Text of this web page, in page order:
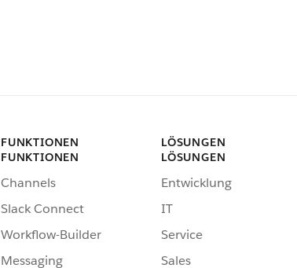
FUNKTIONEN
FUNKTIONEN
Channels
Slack Connect
Workflow-Builder
Messaging
LÖSUNGEN
LÖSUNGEN
Entwicklung
IT
Service
Sales